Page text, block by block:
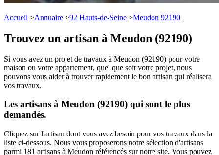
Accueil >Annuaire >92 Hauts-de-Seine >Meudon 92190
Trouvez un artisan à Meudon (92190)
Si vous avez un projet de travaux à Meudon (92190) pour votre
maison ou votre appartement, quel que soit votre projet, nous
pouvons vous aider à trouver rapidement le bon artisan qui réalisera
vos travaux.
Les artisans à Meudon (92190) qui sont le plus
demandés.
Cliquez sur l'artisan dont vous avez besoin pour vos travaux dans la
liste ci-dessous. Nous vous proposerons notre sélection d'artisans
parmi 181 artisans à Meudon référencés sur notre site. Vous pouvez